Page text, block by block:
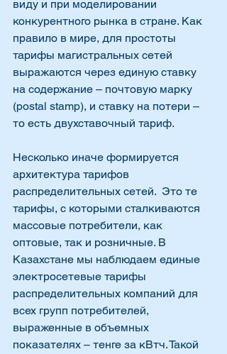
виду и при моделировании
конкурентного рынка в стране. Как
правило в мире, для простоты
тарифы магистральных сетей
выражаются через единую ставку
на содержание – почтовую марку
(postal stamp), и ставку на потери –
то есть двухставочный тариф.
Несколько иначе формируется
архитектура тарифов
распределительных сетей.  Это те
тарифы, с которыми сталкиваются
массовые потребители, как
оптовые, так и розничные. В
Казахстане мы наблюдаем единые
электросетевые тарифы
распределительных компаний для
всех групп потребителей,
выраженные в объемных
показателях – тенге за кВтч. Такой